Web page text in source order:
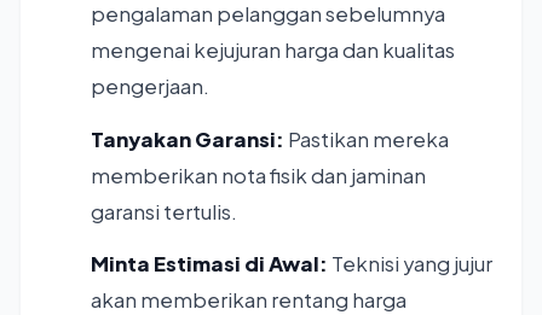
pengalaman pelanggan sebelumnya
mengenai kejujuran harga dan kualitas
pengerjaan.
Tanyakan Garansi: Pastikan mereka
memberikan nota fisik dan jaminan
garansi tertulis.
Minta Estimasi di Awal: Teknisi yang jujur
akan memberikan rentang harga